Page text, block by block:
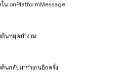
น onPlatformMessage
ต้นหยุดทำงาน
ต้นกลับมาทำงานอีกครั้ง